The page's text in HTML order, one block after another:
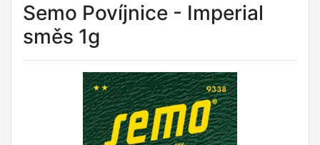
Semo Povíjnice - Imperial
směs 1g